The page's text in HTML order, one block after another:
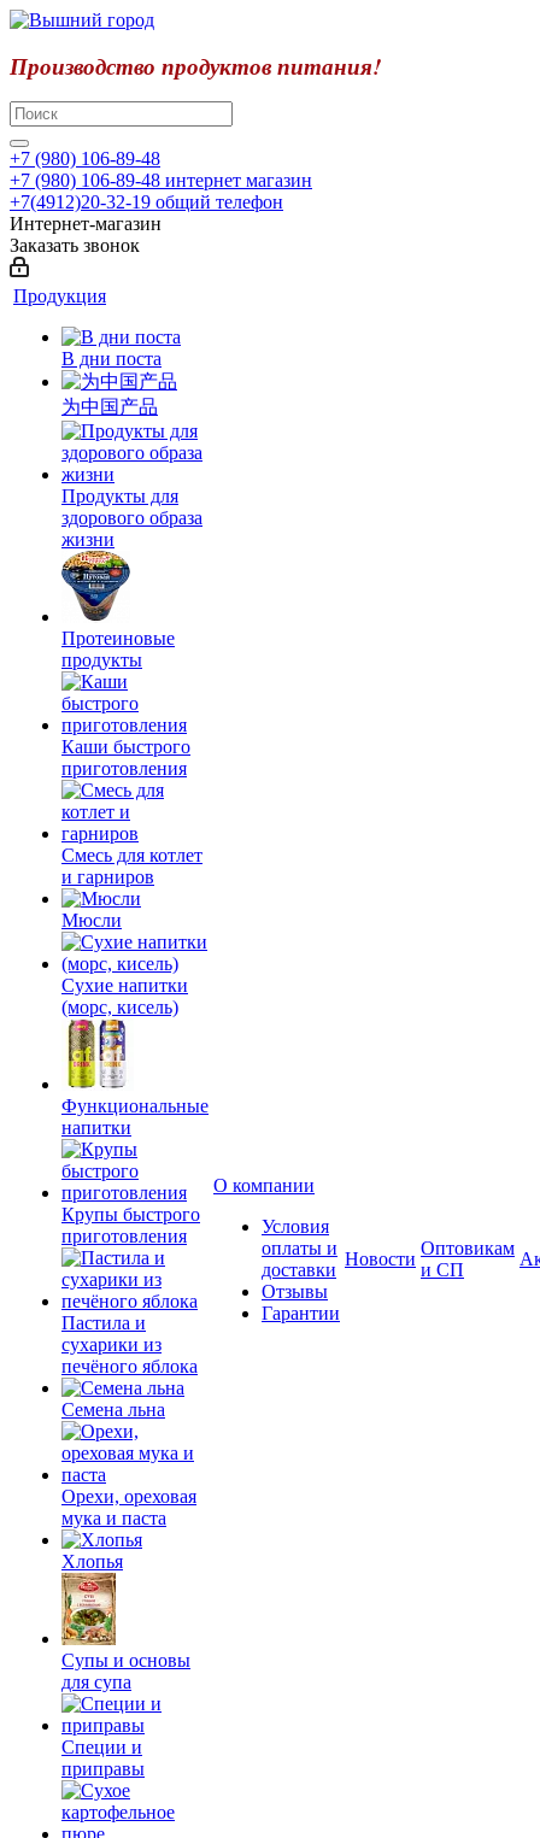
Производство продуктов питания!
+7 (980) 106-89-48
+7 (980) 106-89-48 интернет магазин
+7(4912)20-32-19 общий телефон
Интернет-магазин
Заказать звонок
Продукция
В дни поста
为中国产品
Продукты для
здорового образа
жизни
Протеиновые
продукты
Каши быстрого
приготовления
Смесь для котлет
и гарниров
Мюсли
Сухие напитки
(морс, кисель)
Функциональные
напитки
Крупы быстрого
приготовления
Пастила и
сухарики из
печёного яблока
Семена льна
Орехи, ореховая
мука и паста
Хлопья
Супы и основы
для супа
Специи и
приправы
О компании
Условия
оплаты и
доставки
Отзывы
Гарантии
Новости
Оптовикам
и СП